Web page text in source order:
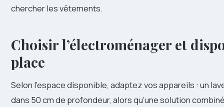
chercher les vêtements.
Choisir l’électroménager et
place
Selon l’espace disponible, adaptez vos appareils : un
dans 50 cm de profondeur, alors qu’une solution